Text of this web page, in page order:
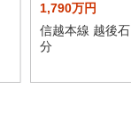
1,790万円
信越本線 越後
分